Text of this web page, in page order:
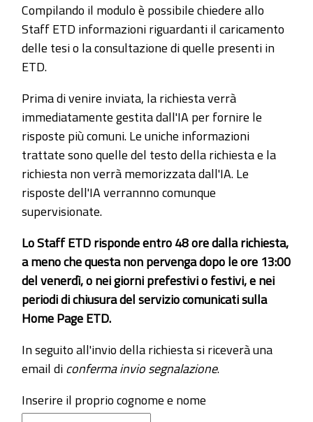
Compilando il modulo è possibile chiedere allo
Staff ETD informazioni riguardanti il caricamento
delle tesi o la consultazione di quelle presenti in
ETD.
Prima di venire inviata, la richiesta verrà
immediatamente gestita dall'IA per fornire le
risposte più comuni. Le uniche informazioni
trattate sono quelle del testo della richiesta e la
richiesta non verrà memorizzata dall'IA. Le
risposte dell'IA verrannno comunque
supervisionate.
Lo Staff ETD risponde entro 48 ore dalla richiesta,
a meno che questa non pervenga dopo le ore 13:00
del venerdì, o nei giorni prefestivi o festivi, e nei
periodi di chiusura del servizio comunicati sulla
Home Page ETD.
In seguito all'invio della richiesta si riceverà una
email diconferma invio segnalazione.
Inserire il proprio cognome e nome